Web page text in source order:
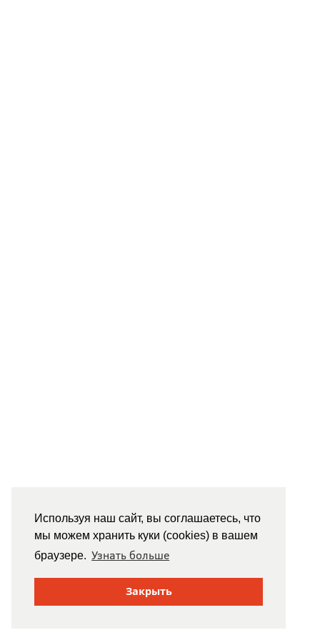
Используя наш сайт, вы соглашаетесь, что
мы можем хранить куки (cookies) в вашем
браузере. Узнать больше
Закрыть